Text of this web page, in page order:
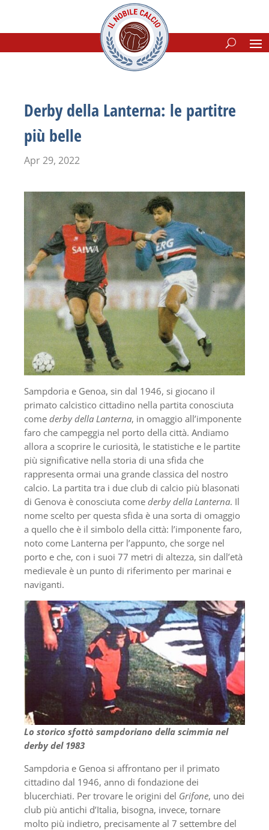
Derby della Lanterna: le partitre
più belle
Apr 29, 2022
Sampdoria e Genoa, sin dal 1946, si giocano il
primato calcistico cittadino nella partita conosciuta
come derby della Lanterna, in omaggio all’imponente
faro che campeggia nel porto della città. Andiamo
allora a scoprire le curiosità, le statistiche e le partite
più significative nella storia di una sfida che
rappresenta ormai una grande classica del nostro
calcio. La partita tra i due club di calcio più blasonati
di Genova è conosciuta come derby della Lanterna. Il
nome scelto per questa sfida è una sorta di omaggio
a quello che è il simbolo della città: l’imponente faro,
noto come Lanterna per l’appunto, che sorge nel
porto e che, con i suoi 77 metri di altezza, sin dall’età
medievale è un punto di riferimento per marinai e
naviganti.
Lo storico sfottò sampdoriano della scimmia nel
derby del 1983
Sampdoria e Genoa si affrontano per il primato
cittadino dal 1946, anno di fondazione dei
blucerchiati. Per trovare le origini del Grifone, uno dei
club più antichi d’Italia, bisogna, invece, tornare
molto più indietro, precisamente al 7 settembre del